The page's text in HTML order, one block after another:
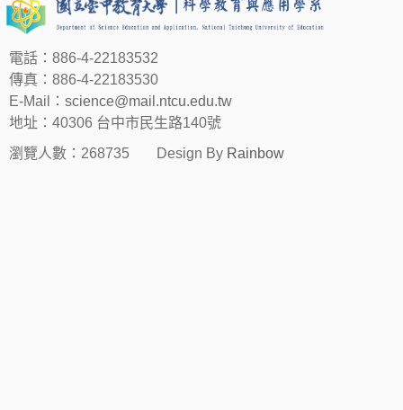
電話：886-4-22183532
傳真：886-4-22183530
E-Mail： science@mail.ntcu.edu.tw
地址：40306 台中市民生路140號
瀏覽人數：268735
Design By Rainbow